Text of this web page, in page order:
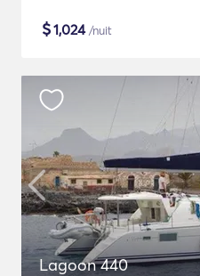
$1,024/nuit
Lagoon 440